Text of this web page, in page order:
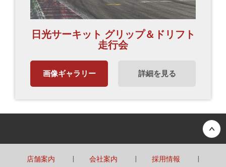
日光サーキット グリップ＆ドリフト
走行会
画像ギャラリー 詳細を見る
店舗案内 会社案内 採用情報